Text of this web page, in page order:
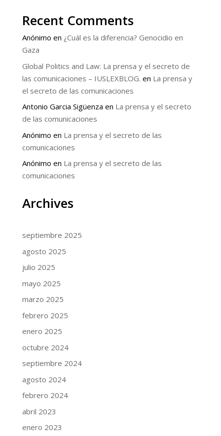
Recent Comments
Anónimo en ¿Cuál es la diferencia? Genocidio en
Gaza
Global Politics and Law: La prensa y el secreto de
las comunicaciones – IUSLEXBLOG. en La prensa y
el secreto de las comunicaciones
Antonio Garcia Sigüenza en La prensa y el secreto
de las comunicaciones
Anónimo en La prensa y el secreto de las
comunicaciones
Anónimo en La prensa y el secreto de las
comunicaciones
Archives
septiembre 2025
agosto 2025
julio 2025
mayo 2025
marzo 2025
febrero 2025
enero 2025
octubre 2024
septiembre 2024
agosto 2024
febrero 2024
abril 2023
enero 2023